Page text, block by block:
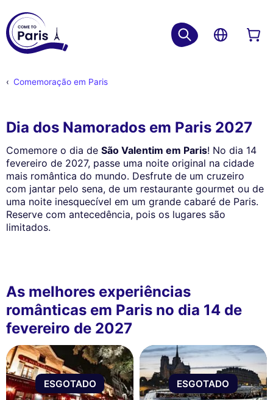
Comemoração em Paris
Dia dos Namorados em Paris 2027
Comemore o dia de São Valentim em Paris! No dia 14
fevereiro de 2027, passe uma noite original na cidade
mais romântica do mundo. Desfrute de um cruzeiro
com jantar pelo sena, de um restaurante gourmet ou de
uma noite inesquecível em um grande cabaré de Paris.
Reserve com antecedência, pois os lugares são
limitados.
As melhores experiências
românticas em Paris no dia 14 de
fevereiro de 2027
ESGOTADO ESGOTADO